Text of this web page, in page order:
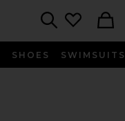
SHOES SWIMSUITS